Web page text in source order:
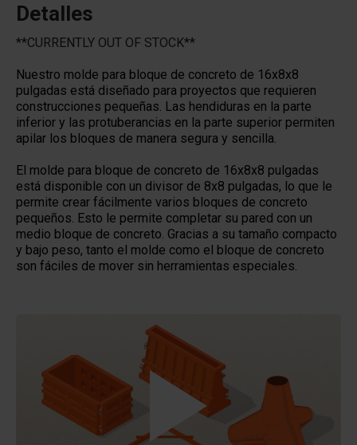
Detalles
**CURRENTLY OUT OF STOCK**
Nuestro molde para bloque de concreto de 16x8x8
pulgadas está diseñado para proyectos que requieren
construcciones pequeñas. Las hendiduras en la parte
inferior y las protuberancias en la parte superior permiten
apilar los bloques de manera segura y sencilla.
El molde para bloque de concreto de 16x8x8 pulgadas
está disponible con un divisor de 8x8 pulgadas, lo que le
permite crear fácilmente varios bloques de concreto
pequeños. Esto le permite completar su pared con un
medio bloque de concreto. Gracias a su tamaño compacto
y bajo peso, tanto el molde como el bloque de concreto
son fáciles de mover sin herramientas especiales.